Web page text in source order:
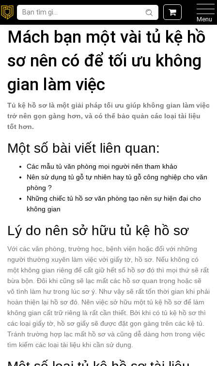
Menu
Mách bạn một vài tủ kệ hồ
sơ nên có để tối ưu không
gian làm việc
Tủ kệ hồ sơ là một giải pháp tối ưu giúp không gian làm việc
trở nên gọn gàng hơn, và có thể bảo quản các loại tài liệu
tốt hơn.
Một số bài viết liên quan:
Các mẫu tủ văn phòng mọi người nên tham khảo
Nên sử dụng tủ gỗ tự nhiên hay tủ gỗ công nghiệp cho văn
phòng ?
Những chiếc tủ hồ sơ văn phòng tạo nên sự hiện đại cho
không gian
Lý do nên sở hữu tủ kệ hồ sơ
Với các văn phòng, trường học, bệnh viện hoặc đối với những
người thường xuyên làm việc với giấy tờ, hồ sơ. Nếu không có
một không gian riêng để cất giữ hết số hồ sơ đó thì mọi thứ sẽ rất
bừa bộn. Đôi khi cũng sẽ lạc mất các hồ sơ quan trọng hoặc sẽ
vô tình làm hư trong lúc sơ ý. Như vậy sẽ rất tốn thời gian khi phải
hoàn thiện lại hồ sơ đó. Nên việc sở hữu một tủ kệ hồ sơ để làm
không gian cất trữ riêng là rất cần thiết. Bởi khi có tủ kệ hồ sơ thì
các loại giấy tờ, hồ sơ giấy sẽ được đặt gọn gàng trên các kệ tủ.
Tránh trường hợp lạc mất hồ sơ và cũng dễ dàng hơn trong việc
tìm kiếm các loại tài liệu khi cần sử dụng.